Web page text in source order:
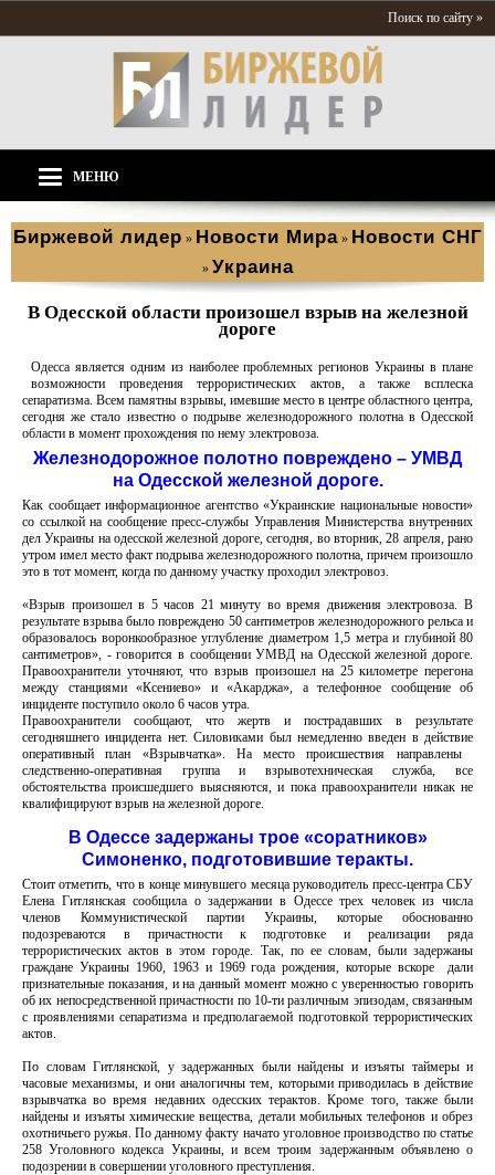
Поиск по сайту »
МЕНЮ
Биржевой лидер » Новости Мира » Новости СНГ
» Украина
В Одесской области произошел взрыв на железной
дороге
Одесса является одним из наиболее проблемных регионов Украины в плане
возможности проведения террористических актов, а также всплеска
сепаратизма. Всем памятны взрывы, имевшие место в центре областного центра,
сегодня же стало известно о подрыве железнодорожного полотна в Одесской
области в момент прохождения по нему электровоза.
Железнодорожное полотно повреждено – УМВД
на Одесской железной дороге.
Как сообщает информационное агентство «Украинские национальные новости»
со ссылкой на сообщение пресс-службы Управления Министерства внутренних
дел Украины на одесской железной дороге, сегодня, во вторник, 28 апреля, рано
утром имел место факт подрыва железнодорожного полотна, причем произошло
это в тот момент, когда по данному участку проходил электровоз.
«Взрыв произошел в 5 часов 21 минуту во время движения электровоза. В
результате взрыва было повреждено 50 сантиметров железнодорожного рельса и
образовалось воронкообразное углубление диаметром 1,5 метра и глубиной 80
сантиметров», - говорится в сообщении УМВД на Одесской железной дороге.
Правоохранители уточняют, что взрыв произошел на 25 километре перегона
между станциями «Ксениево» и «Акарджа», а телефонное сообщение об
инциденте поступило около 6 часов утра.
Правоохранители сообщают, что жертв и пострадавших в результате
сегодняшнего инцидента нет. Силовиками был немедленно введен в действие
оперативный план «Взрывчатка». На место происшествия направлены ​​
следственно-оперативная группа и взрывотехническая служба, все
обстоятельства происшедшего выясняются, и пока правоохранители никак не
квалифицируют взрыв на железной дороге.
В Одессе задержаны трое «соратников»
Симоненко, подготовившие теракты.
Стоит отметить, что в конце минувшего месяца руководитель пресс-центра СБУ
Елена Гитлянская сообщила о задержании в Одессе трех человек из числа
членов Коммунистической партии Украины, которые обоснованно
подозреваются в причастности к подготовке и реализации ряда
террористических актов в этом городе. Так, по ее словам, были задержаны
граждане Украины 1960, 1963 и 1969 года рождения, которые вскоре дали
признательные показания, и на данный момент можно с уверенностью говорить
об их непосредственной причастности по 10-ти различным эпизодам, связанным
с проявлениями сепаратизма и предполагаемой подготовкой террористических
актов.
По словам Гитлянской, у задержанных были найдены и изъяты таймеры и
часовые механизмы, и они аналогичны тем, которыми приводилась в действие
взрывчатка во время недавних одесских терактов. Кроме того, также были
найдены и изъяты химические вещества, детали мобильных телефонов и обрез
охотничьего ружья. По данному факту начато уголовное производство по статье
258 Уголовного кодекса Украины, и всем троим задержанным объявлено о
подозрении в совершении уголовного преступления.